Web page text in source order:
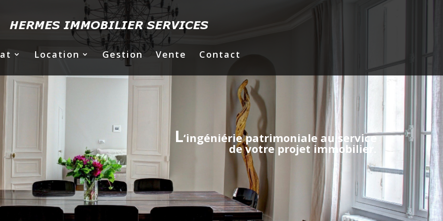
Location Gestion Vente Contact
L‘ingéniérie patrimoniale au service
de votre projet immobilier.